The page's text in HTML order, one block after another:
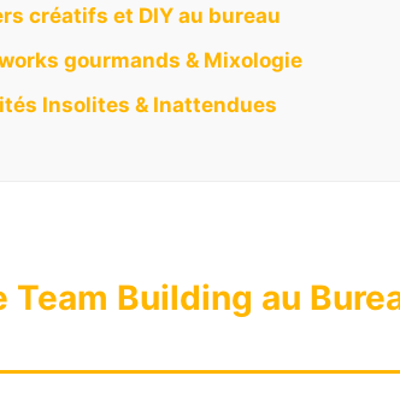
créatifs et DIY au bureau
gourmands & Mixologie
Insolites & Inattendues
Team Building au